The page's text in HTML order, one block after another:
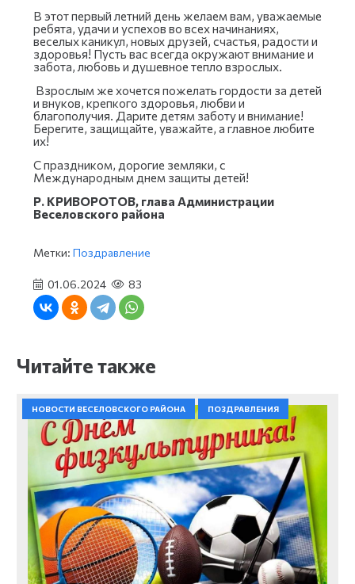
В этот первый летний день желаем вам, уважаемые
ребята, удачи и успехов во всех начинаниях,
веселых каникул, новых друзей, счастья, радости и
здоровья! Пусть вас всегда окружают внимание и
забота, любовь и душевное тепло взрослых.
Взрослым же хочется пожелать гордости за детей
и внуков, крепкого здоровья, любви и
благополучия. Дарите детям заботу и внимание!
Берегите, защищайте, уважайте, а главное любите
их!
С праздником, дорогие земляки, с
Международным днем защиты детей!
Р. КРИВОРОТОВ, глава Администрации
Веселовского района
Метки: Поздравление
01.06.2024 83
Читайте также
НОВОСТИ ВЕСЕЛОВСКОГО РАЙОНА ПОЗДРАВЛЕНИЯ